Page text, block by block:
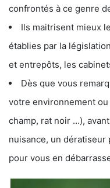
confrontés à ce genre
Ils maitrisent mieux
établies par la
et entrepôts, les
Dès que vous
votre environnement ou
champ, rat noir …),
nuisance, un
pour vous en